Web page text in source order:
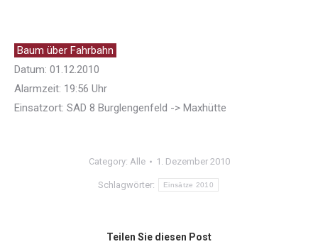
Baum über Fahrbahn
Datum: 01.12.2010
Alarmzeit: 19:56 Uhr
Einsatzort: SAD 8 Burglengenfeld -> Maxhütte
Category: Alle 1. Dezember 2010
Schlagwörter: Einsätze 2010
Teilen Sie diesen Post